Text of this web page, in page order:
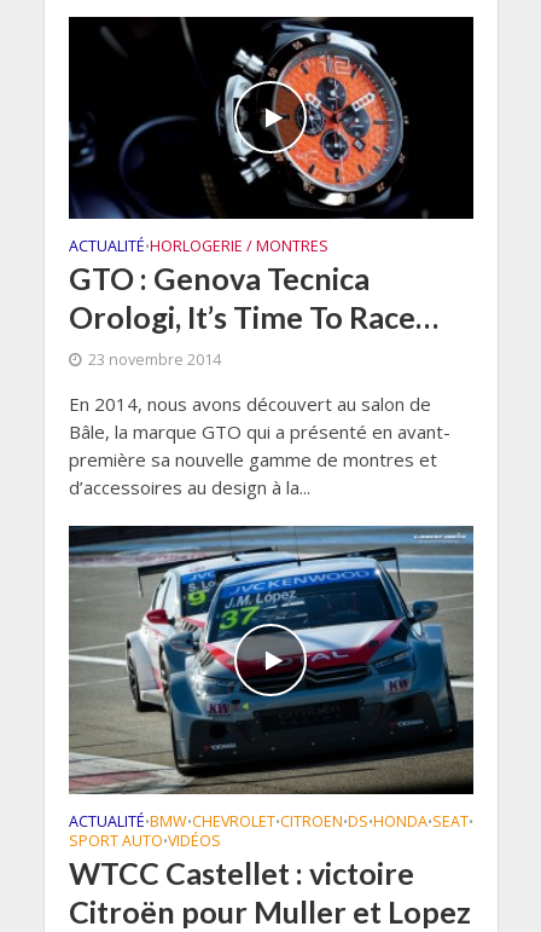
ACTUALITÉ•HORLOGERIE / MONTRES
GTO : Genova Tecnica
Orologi, It’s Time To Race…
23 novembre 2014
En 2014, nous avons découvert au salon de
Bâle, la marque GTO qui a présenté en avant-
première sa nouvelle gamme de montres et
d’accessoires au design à la...
ACTUALITÉ•BMW•CHEVROLET•CITROEN•DS•HONDA•SEAT•
SPORT AUTO•VIDÉOS
WTCC Castellet : victoire
Citroën pour Muller et Lopez